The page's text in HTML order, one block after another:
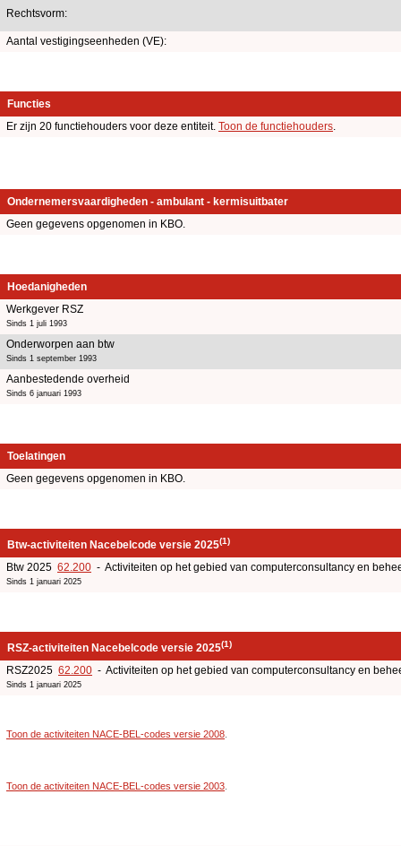
Rechtsvorm:
Aantal vestigingseenheden (VE):
Functies
Er zijn 20 functiehouders voor deze entiteit. Toon de functiehouders.
Ondernemersvaardigheden - ambulant - kermisuitbater
Geen gegevens opgenomen in KBO.
Hoedanigheden
Werkgever RSZ
Sinds 1 juli 1993
Onderworpen aan btw
Sinds 1 september 1993
Aanbestedende overheid
Sinds 6 januari 1993
Toelatingen
Geen gegevens opgenomen in KBO.
Btw-activiteiten Nacebelcode versie 2025(1)
Btw 2025 62.200 - Activiteiten op het gebied van computerconsultancy en
Sinds 1 januari 2025
RSZ-activiteiten Nacebelcode versie 2025(1)
RSZ2025 62.200 - Activiteiten op het gebied van computerconsultancy en
Sinds 1 januari 2025
Toon de activiteiten NACE-BEL-codes versie 2008
Toon de activiteiten NACE-BEL-codes versie 2003